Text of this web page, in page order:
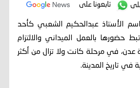
تابعونا على
2015م، برز اسم الأستاذ عبدالحكيم الشعبي كأحد
حضورها بالعمل الميداني والالتزام
في مرحلة كانت ولا تزال من أكثر
في تاريخ المدينة.